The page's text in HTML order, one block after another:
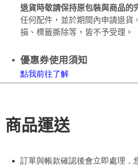
退貨時敬請保持原包裝與商品的
任何配件，並於期間內申請退貨
損、標籤撕除等，皆不予受理。
優惠券使用須知
點我前往了解
商品運送
訂單與帳款確認後會立即處理，